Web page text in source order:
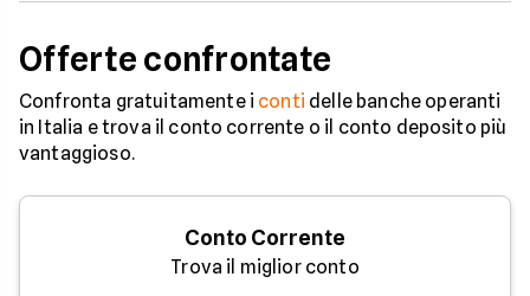
Offerte confrontate
Confronta gratuitamente i conti delle banche operanti
in Italia e trova il conto corrente o il conto deposito più
vantaggioso.
Conto Corrente
Trova il miglior conto